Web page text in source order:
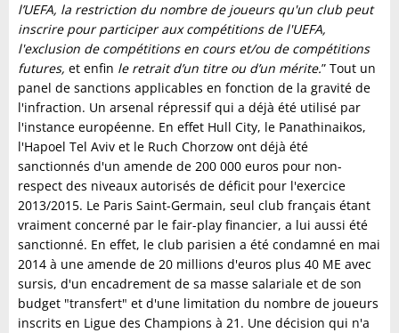
l’UEFA, la restriction du nombre de joueurs qu'un club peut
inscrire pour participer aux compétitions de l'UEFA,
l'exclusion de compétitions en cours et/ou de compétitions
futures, et enfin le retrait d’un titre ou d’un mérite.” Tout un
panel de sanctions applicables en fonction de la gravité de
l'infraction. Un arsenal répressif qui a déjà été utilisé par
l'instance européenne. En effet Hull City, le Panathinaikos,
l'Hapoel Tel Aviv et le Ruch Chorzow ont déjà été
sanctionnés d'un amende de 200 000 euros pour non-
respect des niveaux autorisés de déficit pour l'exercice
2013/2015. Le Paris Saint-Germain, seul club français étant
vraiment concerné par le fair-play financier, a lui aussi été
sanctionné. En effet, le club parisien a été condamné en mai
2014 à une amende de 20 millions d'euros plus 40 ME avec
sursis, d'un encadrement de sa masse salariale et de son
budget "transfert" et d'une limitation du nombre de joueurs
inscrits en Ligue des Champions à 21. Une décision qui n'a